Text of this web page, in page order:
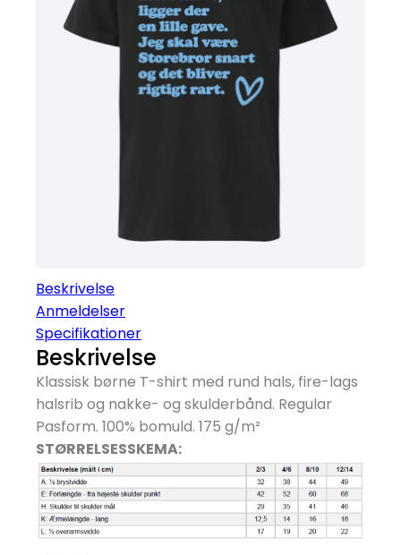
Beskrivelse
Anmeldelser
Specifikationer
Beskrivelse
Klassisk børne T-shirt med rund hals, fire-lags
halsrib og nakke- og skulderbånd. Regular
Pasform. 100% bomuld. 175 g/m²
STØRRELSESSKEMA: